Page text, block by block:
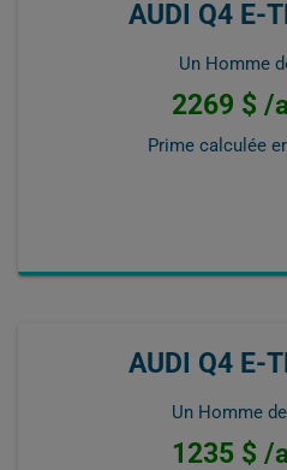
AUDI Q4 E-
Un Homme
2269 $ /
Prime calculée
AUDI Q4 E-
Un Homme
1235 $ /